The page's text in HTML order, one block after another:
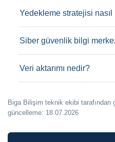
Yedekleme stratejisi nasıl
Siber güvenlik bilgi
Veri aktarımı nedir?
Biga Bilişim teknik ekibi tarafından
güncelleme: 18.07.2026